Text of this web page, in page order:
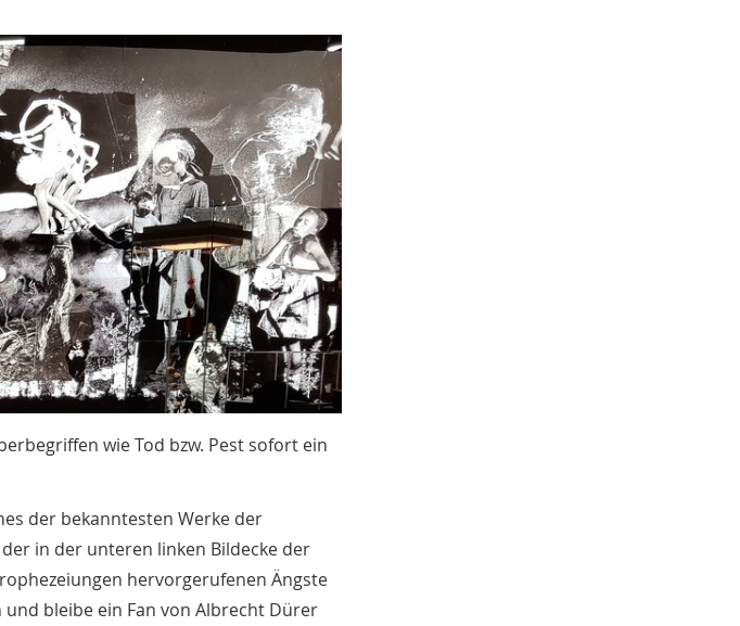
wie Tod bzw. Pest sofort ein
der bekanntesten Werke der
in der unteren linken Bildecke der
hervorgerufenen Ängste
bleibe ein Fan von Albrecht Dürer